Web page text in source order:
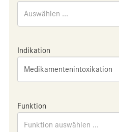
Auswählen ...
Indikation
Medikamentenintoxikation
Funktion
Funktion auswählen ...